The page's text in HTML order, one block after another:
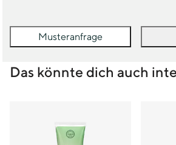
Musteranfrage
Das könnte dich auch